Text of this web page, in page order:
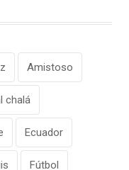
Amistoso
chalá
Ecuador
Fútbol